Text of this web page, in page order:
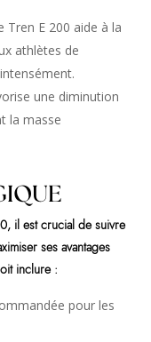
Tren E 200 aide à la
athlètes de
une diminution
la masse
il est crucial de suivre
ses avantages
inclure :
pour les